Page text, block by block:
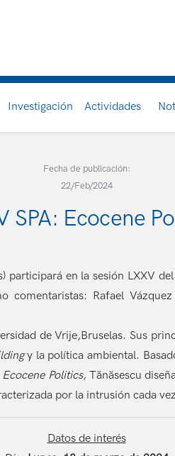
Investigación Actividades
Fecha de publicación:
22/Feb/2024
SPA: Ecocene
participará en la sesión LXXV
Rafael
de Vrije,Bruselas. Sus
y la política ambiental.
Ecocene Politics, Tănăsescu
por la intrusión cada
Datos de interés